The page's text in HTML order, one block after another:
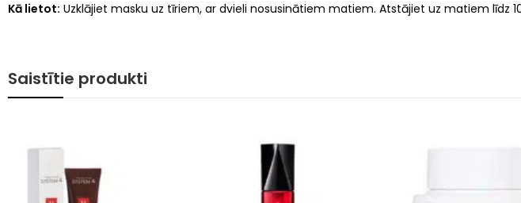
Kā lietot: Uzklājiet masku uz tīriem, ar dvieli nosusinātiem matiem. Atstājiet uz matiem līdz
Saistītie produkti